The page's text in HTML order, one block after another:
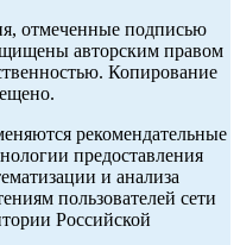
отмеченные подписью
авторским правом
Копирование
рекомендательные
предоставления
и анализа
пользователей сети
Российской